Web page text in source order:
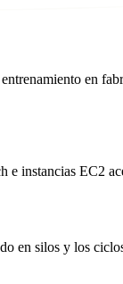
en
e instancias EC2
en silos y los